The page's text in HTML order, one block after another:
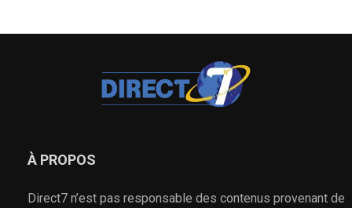
À PROPOS
Direct7 n’est pas responsable des contenus provenant de